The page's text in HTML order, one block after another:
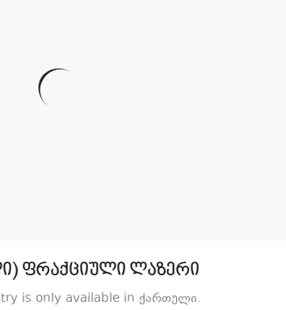
ფრაქციული ლაზერი
is only available in ქართული.